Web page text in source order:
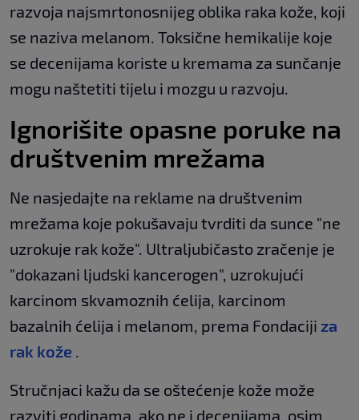
razvoja najsmrtonosnijeg oblika raka kože, koji
se naziva melanom. Toksične hemikalije koje
se decenijama koriste u kremama za sunčanje
mogu naštetiti tijelu i mozgu u razvoju.
Ignorišite opasne poruke na
društvenim mrežama
Ne nasjedajte na reklame na društvenim
mrežama koje pokušavaju tvrditi da sunce "ne
uzrokuje rak kože". Ultraljubičasto zračenje je
"dokazani ljudski kancerogen", uzrokujući
karcinom skvamoznih ćelija, karcinom
bazalnih ćelija i melanom, prema Fondaciji za
rak kože
Stručnjaci kažu da se oštećenje kože može
razviti godinama, ako ne i decenijama, osim